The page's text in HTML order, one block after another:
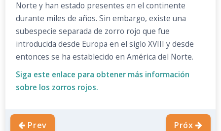
Norte y han estado presentes en el continente
durante miles de años. Sin embargo, existe una
subespecie separada de zorro rojo que fue
introducida desde Europa en el siglo XVIII y desde
entonces se ha establecido en América del Norte.
Siga este enlace para obtener más información
sobre los zorros rojos.
Prev Próx